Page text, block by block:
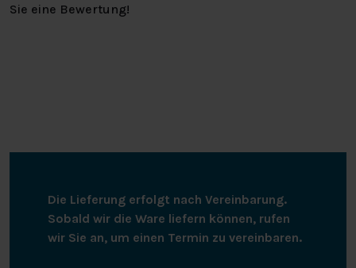
Sie eine Bewertung!
Die Lieferung erfolgt nach Vereinbarung.
Sobald wir die Ware liefern können, rufen
wir Sie an, um einen Termin zu vereinbaren.